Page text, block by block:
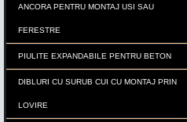
ANCORA PENTRU MONTAJ USI SAU
FERESTRE
PIULITE EXPANDABILE PENTRU BETON
DIBLURI CU SURUB CUI CU MONTAJ PRIN
LOVIRE